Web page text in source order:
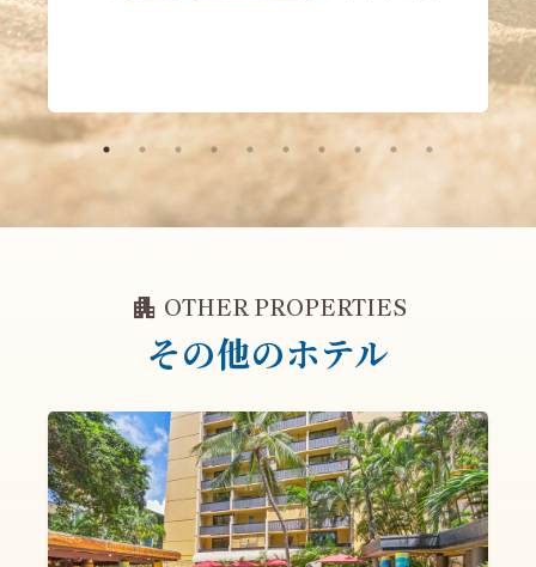
apartment OTHER PROPERTIES
その他のホテル